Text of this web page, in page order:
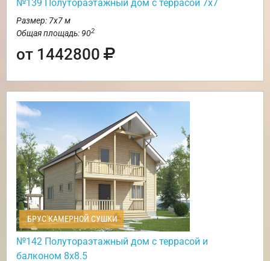
№139 Полутораэтажный дом с террасой 7х7
Размер: 7х7 м
Общая площадь: 902
от 1442800
БРУС КАМЕРНОЙ СУШКИ
№142 Полутораэтажный дом с террасой и
балконом 8х8.5